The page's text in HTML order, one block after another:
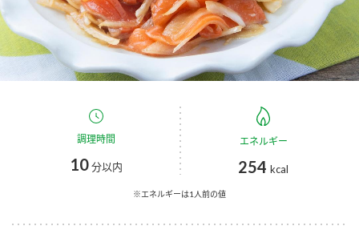
みりん風・料理酒 鍋用調味料
つゆ たれ
スープ 中華
商品ブランドサイト
Fibee（ファイビー）
くらしプラ酢
お酢ドリンク
つゆ
企業情報
国内事業概要
企業理念
ミツカンの歴史
ミツカンを知る
環境への取り組み
調理時間
10分以内
エネルギー
254 kcal
※エネルギーは1人前の値